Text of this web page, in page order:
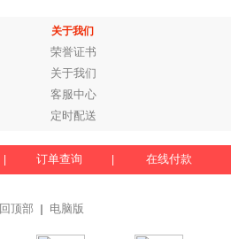
关于我们
荣誉证书
关于我们
客服中心
定时配送
订单查询 在线付款
回顶部 电脑版